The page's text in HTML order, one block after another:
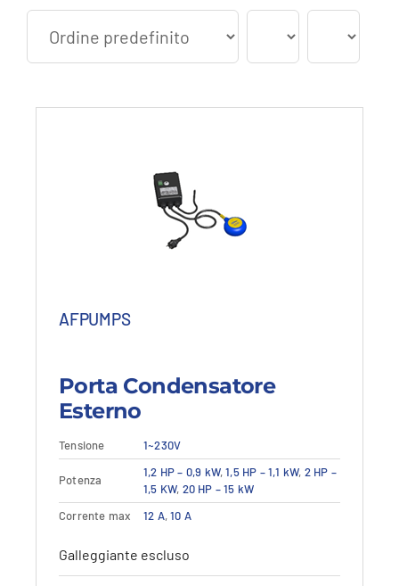
Dettagli
prodotto
ha
più
varianti.
opzioni
possono
AFPUMPS
Porta Condensatore
Esterno
Tensione 1~230V
Potenza
1,2 HP – 0,9 kW,1,5 HP – 1,1 kW, 2 HP –
1,5 KW, 20 HP – 15 kW
Corrente max
12 A,10 A
Galleggiante escluso